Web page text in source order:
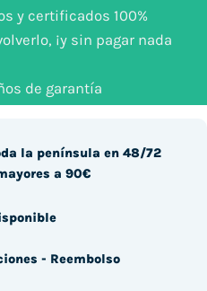
y certificados 100%
¡y sin pagar nada
de garantía
la península en 48/72
a 90€
- Reembolso